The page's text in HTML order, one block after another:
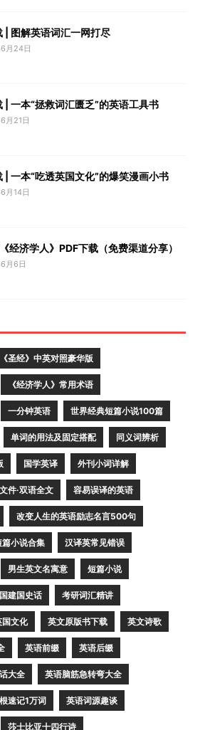
| 图解英语词汇一网打尽
月24日
| 一本“拯救词汇匮乏”的英语工具书
月21日
| 一本“吃透英国文化”的爆笑漫画小书
月14日
经济学人》PDF下载（免费渠道分享）
月6日
《圣经》中英对照豪华版
《经济学人》常用术语
一分钟英语 世界经典短篇小说100篇
单词的用法及固定搭配 同义词辨析
国学英译 外刊小词详解
件·双语全文 容易误译的英语
改变人生的英语励志名言500句
篇小说合集 汉译英常见错误
男生英文名寓意 短篇小说
建国史话 考研词汇精讲
国文化 英文原版书下载 英文诗歌
英语前缀 英语后缀
大全 英语脑筋急转弯大全
速记1万词 英语词源趣谈
莎士比亚十四行诗